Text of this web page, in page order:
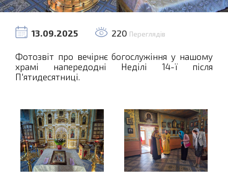
13.09.2025 220 Переглядів
Фотозвіт про вечірнє богослужіння у нашому
храмі напередодні Неділі 14-ї після
П'ятидесятниці.